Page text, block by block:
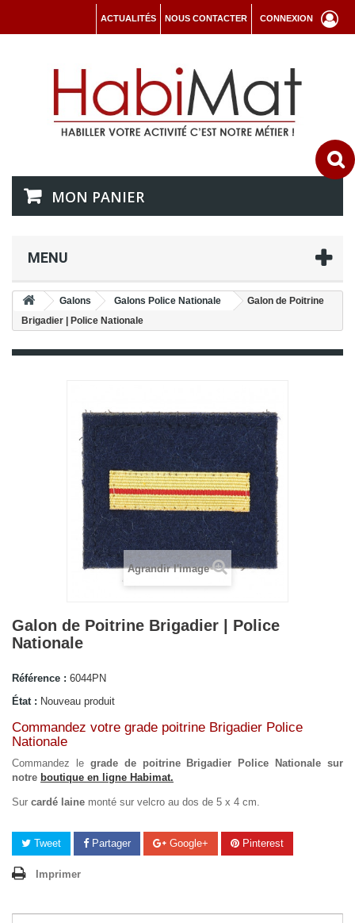
CONNEXION
NOUS CONTACTER
ACTUALITÉS
MON PANIER
MENU
Galons Galons Police Nationale
Galon de Poitrine
Brigadier | Police Nationale
Agrandir l'image
Galon de Poitrine Brigadier | Police
Nationale
Référence : 6044PN
État : Nouveau produit
Commandez votre grade poitrine Brigadier Police
Nationale
Commandez le grade de poitrine Brigadier Police Nationale sur
notre boutique en ligne Habimat.
Sur cardé laine monté sur velcro au dos de 5 x 4 cm.
Tweet Partager Google+ Pinterest
Imprimer